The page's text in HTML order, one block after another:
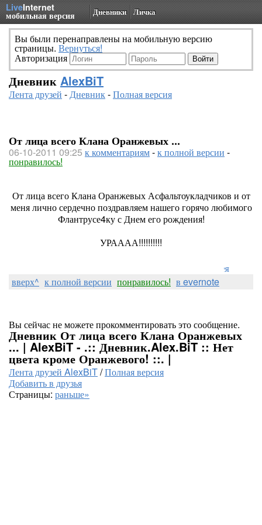
LiveInternet
мобильная версия Дневники Личка
Вы были перенаправлены на мобильную версию
страницы. Вернуться!
Авторизация
Дневник AlexBiT
Лента друзей -Дневник-Полная версия
От лица всего Клана Оранжевых ...
06-10-2011 09:25 к комментариям-к полной версии -
понравилось!
От лица всего Клана Оранжевых Асфальтоукладчиков и от
меня лично сердечно поздравляем нашего горячо любимого
Флантрусе4ку с Днем его рождения!
УРАААА!!!!!!!!!!
Лорелея
вверх^ к полной версии понравилось! в evernote
Вы сейчас не можете прокомментировать это сообщение.
Дневник От лица всего Клана Оранжевых
... | AlexBiT - .:: Дневник.Alex.BiT :: Нет
цвета кроме Оранжевого! ::. |
Лента друзей AlexBiT/Полная версия
Добавить в друзья
Страницы: раньше»